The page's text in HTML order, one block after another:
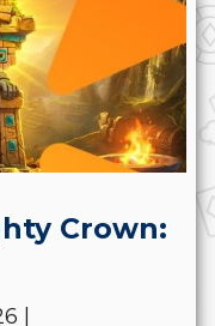
Crown:
|